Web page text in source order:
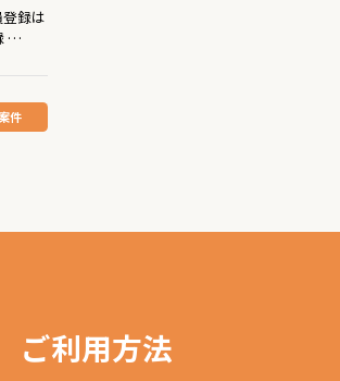
録は
…
件
ご利用方法